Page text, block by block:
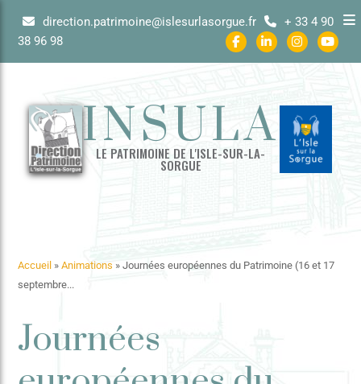
direction.patrimoine@islesurlasorgue.fr
+ 33 4 90
38 96 98
INSULA
LE PATRIMOINE DE L'ISLE-SUR-LA-
SORGUE
Accueil »Animations »Journées européennes du Patrimoine (16 et 17
septembre...
Journées